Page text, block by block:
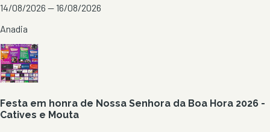
14/08/2026 — 16/08/2026
Anadia
Festa em honra de Nossa Senhora da Boa Hora 2026 -
Catives e Mouta